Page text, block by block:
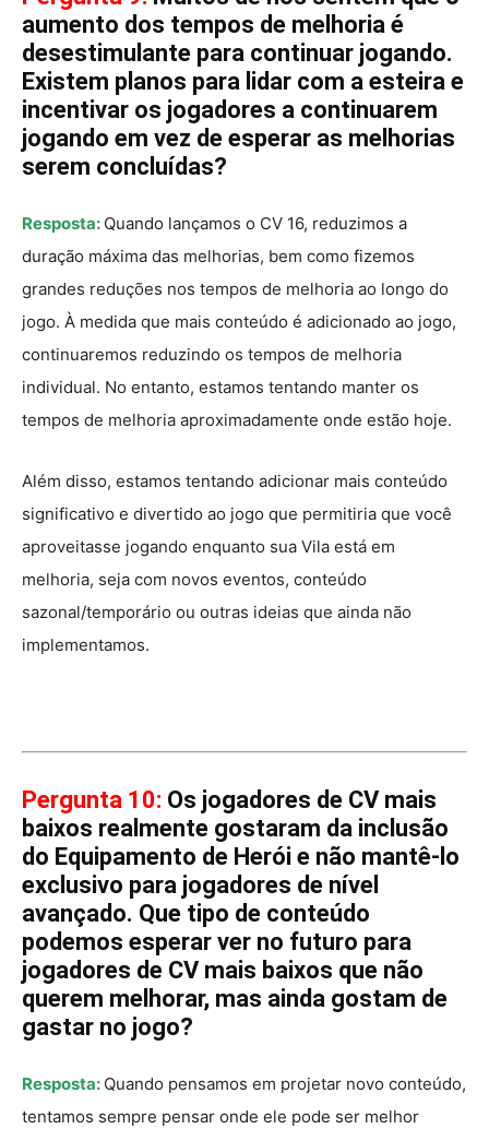
aumento dos tempos de melhoria é
desestimulante para continuar jogando.
Existem planos para lidar com a esteira e
incentivar os jogadores a continuarem
jogando em vez de esperar as melhorias
serem concluídas?
Resposta: Quando lançamos o CV 16, reduzimos a
duração máxima das melhorias, bem como fizemos
grandes reduções nos tempos de melhoria ao longo do
jogo. À medida que mais conteúdo é adicionado ao jogo,
continuaremos reduzindo os tempos de melhoria
individual. No entanto, estamos tentando manter os
tempos de melhoria aproximadamente onde estão hoje.
Além disso, estamos tentando adicionar mais conteúdo
significativo e divertido ao jogo que permitiria que você
aproveitasse jogando enquanto sua Vila está em
melhoria, seja com novos eventos, conteúdo
sazonal/temporário ou outras ideias que ainda não
implementamos.
Pergunta 10: Os jogadores de CV mais
baixos realmente gostaram da inclusão
do Equipamento de Herói e não mantê-lo
exclusivo para jogadores de nível
avançado. Que tipo de conteúdo
podemos esperar ver no futuro para
jogadores de CV mais baixos que não
querem melhorar, mas ainda gostam de
gastar no jogo?
Resposta: Quando pensamos em projetar novo conteúdo,
tentamos sempre pensar onde ele pode ser melhor